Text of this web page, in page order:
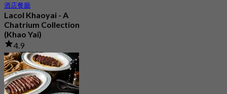
酒店餐廳
Lacol Khaoyai - A
Chatrium Collection
(Khao Yai)
4.9
128 已預訂
起฿ 1,500